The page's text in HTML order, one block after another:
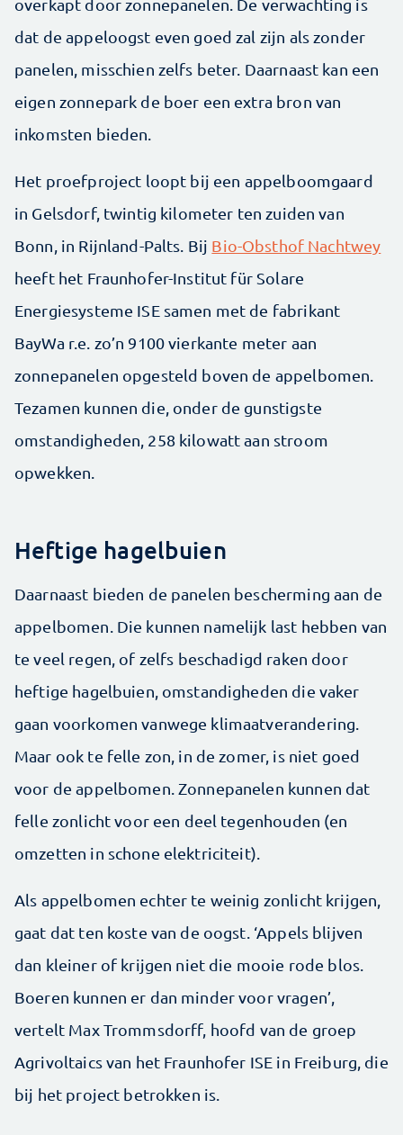
overkapt door zonnepanelen. De verwachting is
dat de appeloogst even goed zal zijn als zonder
panelen, misschien zelfs beter. Daarnaast kan een
eigen zonnepark de boer een extra bron van
inkomsten bieden.
Het proefproject loopt bij een appelboomgaard
in Gelsdorf, twintig kilometer ten zuiden van
Bonn, in Rijnland-Palts. Bij Bio-Obsthof Nachtwey
heeft het Fraunhofer-Institut für Solare
Energiesysteme ISE samen met de fabrikant
BayWa r.e. zo’n 9100 vierkante meter aan
zonnepanelen opgesteld boven de appelbomen.
Tezamen kunnen die, onder de gunstigste
omstandigheden, 258 kilowatt aan stroom
opwekken.
Heftige hagelbuien
Daarnaast bieden de panelen bescherming aan de
appelbomen. Die kunnen namelijk last hebben van
te veel regen, of zelfs beschadigd raken door
heftige hagelbuien, omstandigheden die vaker
gaan voorkomen vanwege klimaatverandering.
Maar ook te felle zon, in de zomer, is niet goed
voor de appelbomen. Zonnepanelen kunnen dat
felle zonlicht voor een deel tegenhouden (en
omzetten in schone elektriciteit).
Als appelbomen echter te weinig zonlicht krijgen,
gaat dat ten koste van de oogst. ‘Appels blijven
dan kleiner of krijgen niet die mooie rode blos.
Boeren kunnen er dan minder voor vragen’,
vertelt Max Trommsdorff, hoofd van de groep
Agrivoltaics van het Fraunhofer ISE in Freiburg, die
bij het project betrokken is.